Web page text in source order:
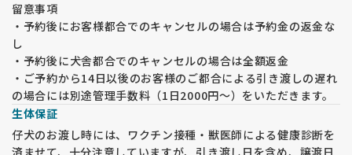
留意事項
・予約後にお客様都合でのキャンセルの場合は予約金の返金な
し
・予約後に犬舎都合でのキャンセルの場合は全額返金
・ご予約から14日以後のお客様のご都合による引き渡しの遅れ
の場合には別途管理手数料（1日2000円～）をいただきます。
生体保証
仔犬のお渡し時には、ワクチン接種・獣医師による健康診断を